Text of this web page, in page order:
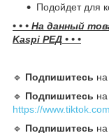
Подойдет для
• • • На данный
Kaspi РЕД • • •
🔹️ Подпишитесь
🔹️ Подпишитесь
https://
🔹️ Подпишитесь